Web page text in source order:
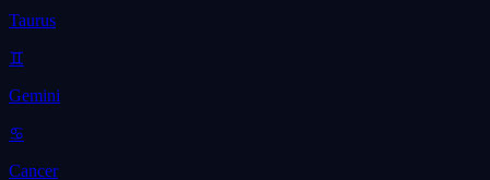
Taurus
♊
Gemini
♋
Cancer